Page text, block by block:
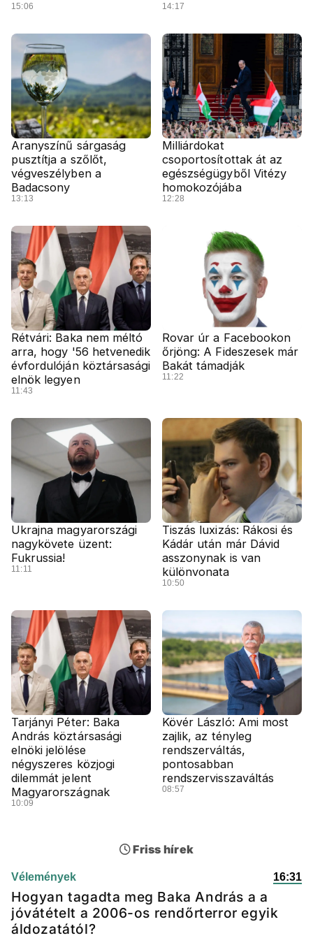
15:06 14:17
Aranyszínű sárgaság
pusztítja a szőlőt,
végveszélyben a
Badacsony
13:13
Milliárdokat
csoportosítottak át az
egészségügyből Vitézy
homokozójába
12:28
Rétvári: Baka nem méltó
arra, hogy '56 hetvenedik
évfordulóján köztársasági
elnök legyen
11:43
Rovar úr a Facebookon
őrjöng: A Fideszesek már
Bakát támadják
11:22
Ukrajna magyarországi
nagykövete üzent:
Fukrussia!
11:11
Tiszás luxizás: Rákosi és
Kádár után már Dávid
asszonynak is van
különvonata
10:50
Tarjányi Péter: Baka
András köztársasági
elnöki jelölése
négyszeres közjogi
dilemmát jelent
Magyarországnak
10:09
Kövér László: Ami most
zajlik, az tényleg
rendszerváltás,
pontosabban
rendszervisszaváltás
08:57
Friss hírek
Vélemények 16:31
Hogyan tagadta meg Baka András a a
jóvátételt a 2006-os rendőrterror egyik
áldozatától?